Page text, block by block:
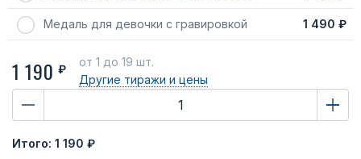
Медаль для девочки с гравировкой 1 490 ₽
1 190 ₽
от 1 до 19 шт.
Другие тиражи и цены
Итого: 1 190 ₽